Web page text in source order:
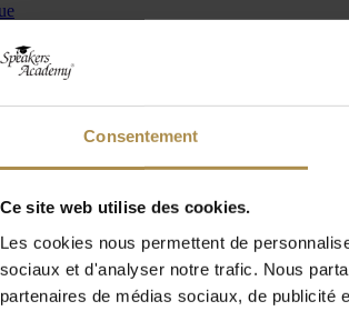
Consentement
Ce site web utilise des cookies.
Les cookies nous permettent de
sociaux et d'analyser notre trafic. Nous
partenaires de médias sociaux, de publicité